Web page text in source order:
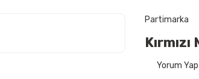
Partimarka
Yorum